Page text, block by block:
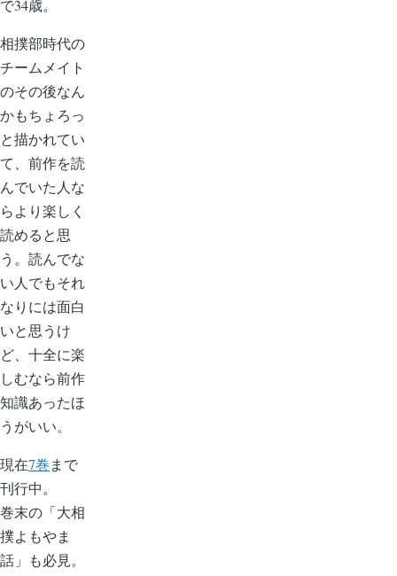
で34歳。
相撲部時代の
チームメイト
のその後なん
かもちょろっ
と描かれてい
て、前作を読
んでいた人な
らより楽しく
読めると思
う。読んでな
い人でもそれ
なりには面白
いと思うけ
ど、十全に楽
しむなら前作
知識あったほ
うがいい。
現在7巻まで
刊行中。
巻末の「大相
撲よもやま
話」も必見。